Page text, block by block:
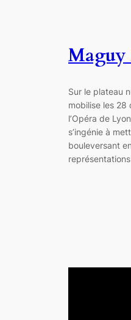
Maguy
Sur le plateau
mobilise les 28
l’Opéra de
s’ingénie à
bouleversant